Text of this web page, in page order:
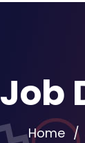
Job
Home